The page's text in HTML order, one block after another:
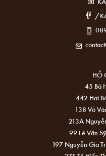
/
HỒ
45 Bà
442 Hai
138 Võ
213A
99 Lê Văn
197 Nguyễn Gia